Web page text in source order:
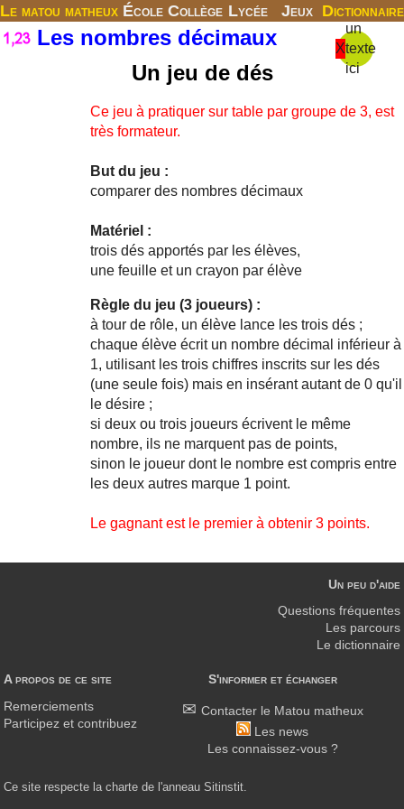
Le matou matheux École Collège Lycée Jeux Dictionnaire
X
un
texte
ici
Les nombres décimaux
Un jeu de dés
Ce jeu à pratiquer sur table par groupe de 3, est
très formateur.
But du jeu :
comparer des nombres décimaux
Matériel :
trois dés apportés par les élèves,
une feuille et un crayon par élève
Règle du jeu (3 joueurs) :
à tour de rôle, un élève lance les trois dés ;
chaque élève écrit un nombre décimal inférieur à
1, utilisant les trois chiffres inscrits sur les dés
(une seule fois) mais en insérant autant de 0 qu'il
le désire ;
si deux ou trois joueurs écrivent le même
nombre, ils ne marquent pas de points,
sinon le joueur dont le nombre est compris entre
les deux autres marque 1 point.
Le gagnant est le premier à obtenir 3 points.
A propos de ce site
Remerciements
Participez et contribuez
S'informer et échanger
Contacter le Matou matheux
Les news
Les connaissez-vous ?
Un peu d'aide
Questions fréquentes
Les parcours
Le dictionnaire
Ce site respecte la charte de l'anneau Sitinstit.